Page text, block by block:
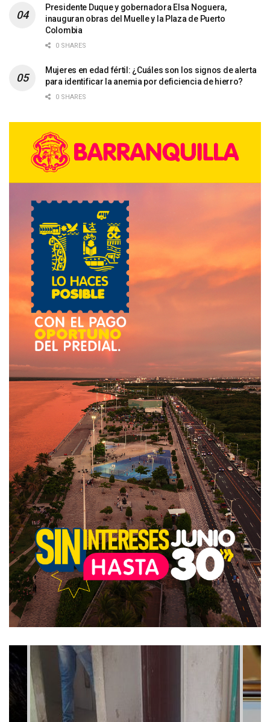
Presidente Duque y gobernadora Elsa Noguera,
inauguran obras del Muelle y la Plaza de Puerto
Colombia
0 SHARES
Mujeres en edad fértil: ¿Cuáles son los signos de alerta
para identificar la anemia por deficiencia de hierro?
0 SHARES